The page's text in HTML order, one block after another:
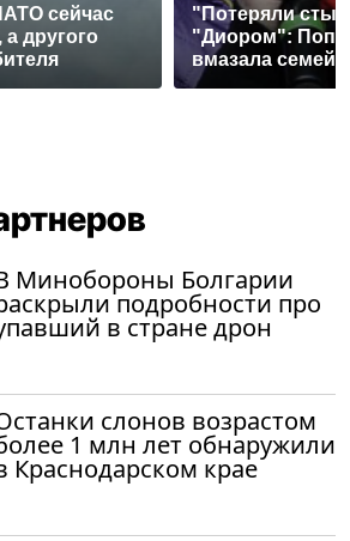
сейчас
а другого
"Потеряли стыд
"Диором":
вмазала
Минобороны Болгарии
подробности про
в стране дрон
слонов возрастом
1 млн лет обнаружили
Краснодарском крае